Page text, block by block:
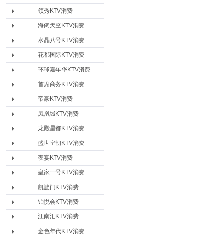
领秀KTV消费
海阔天空KTV消费
水晶八号KTV消费
花都国际KTV消费
环球嘉年华KTV消费
首席商务KTV消费
帝豪KTV消费
凤凰城KTV消费
龙殿星都KTV消费
盛世皇朝KTV消费
夜宴KTV消费
皇家一号KTV消费
凯旋门KTV消费
铂悦会KTV消费
江南汇KTV消费
金色年代KTV消费